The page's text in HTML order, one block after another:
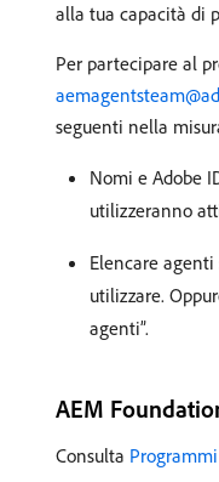
alla tua capacità di
Per partecipare al
seguenti nella
Nomi e Adobe
utilizzeranno
Elencare
utilizzare.
agenti”.
AEM
Consulta